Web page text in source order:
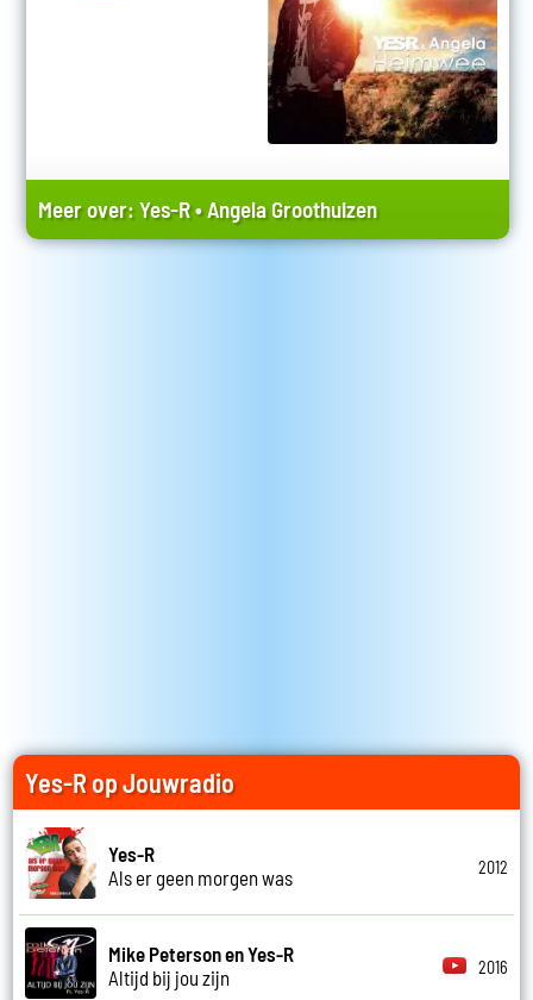
Meer over:Yes-R•Angela Groothuizen
Yes-R op Jouwradio
Yes-R
Als er geen morgen was
2012
Mike Peterson en Yes-R
Altijd bij jou zijn
2016